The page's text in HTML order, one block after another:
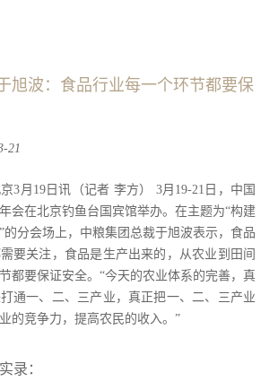
旭波：食品行业每一个环节都要保
21
月19日讯（记者 李方） 3月19-21日，中国
会在北京钓鱼台国宾馆举办。在主题为“构建
的分会场上，中粮集团总裁于旭波表示，食品
要关注，食品是生产出来的，从农业到田间
都要保证安全。“今天的农业体系的完善，真
通一、二、三产业，真正把一、二、三产业
的竞争力，提高农民的收入。”
：